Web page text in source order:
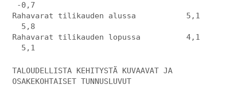
-0,7
Rahavarat tilikauden alussa 5,1
5,8
Rahavarat tilikauden lopussa 4,1
5,1
TALOUDELLISTA KEHITYSTÄ KUVAAVAT JA
OSAKEKOHTAISET TUNNUSLUVUT